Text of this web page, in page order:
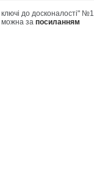
до досконалості"
за посиланням